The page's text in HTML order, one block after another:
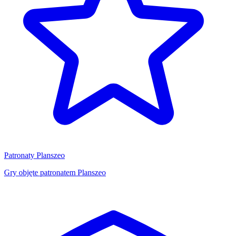
Patronaty Planszeo
Gry objęte patronatem Planszeo